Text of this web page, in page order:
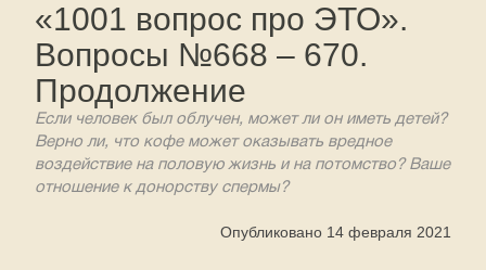
«1001 вопрос про ЭТО».
Вопросы №668 – 670.
Продолжение
Если человек был облучен, может ли он иметь детей?
Верно ли, что кофе может оказывать вредное
воздействие на половую жизнь и на потомство? Ваше
отношение к донорству спермы?
Опубликовано 14 февраля 2021